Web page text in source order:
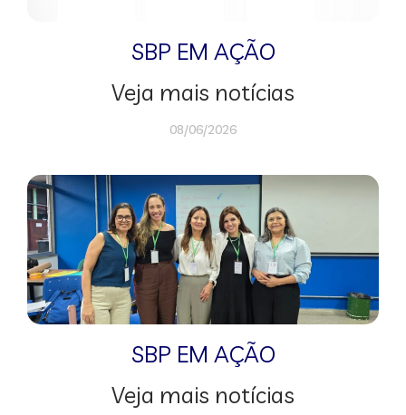
SBP EM AÇÃO
Veja mais notícias
08/06/2026
SBP EM AÇÃO
Veja mais notícias